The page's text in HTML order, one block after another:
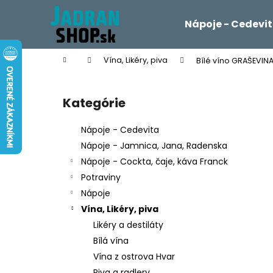
Nápoje -
Domov Vína, Likéry, piva Bílé víno GRAŠEVINA
Preskočiť
kategórie
Kategórie
Nápoje - Cedevita
Nápoje - Jamnica, Jana, Radenska
Nápoje - Cockta, čaje, káva Franck
Potraviny
Nápoje
Vína, Likéry, piva
Likéry a destiláty
Bílá vína
Vína z ostrova Hvar
š
í
k
Späť
do
Späť
do